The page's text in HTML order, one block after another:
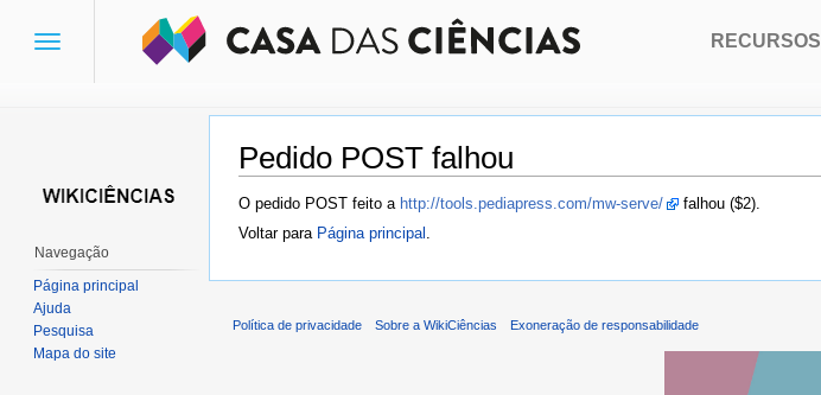
Pedido POST falhou
Ir para:navegação,pesquisa
O pedido POST feito a http://tools.pediapress.com/mw-serve/
falhou ($2).
Voltar para Página principal
Toggle
RECURSOS
Navegação
Página principal
Ajuda
Pesquisa
Mapa do site
Política de privacidade Sobre a WikiCiências Exoneração de responsabilidade